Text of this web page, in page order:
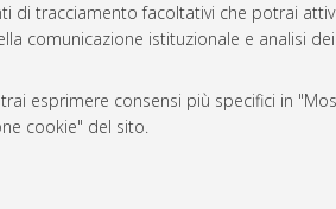
di tracciamento facoltativi che potrai
comunicazione istituzionale e analisi
esprimere consensi più specifici in
cookie" del sito.